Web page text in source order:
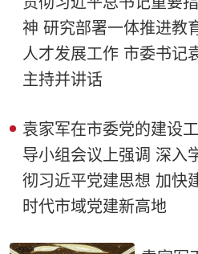
神 研究部署一体推进教
人才发展工作 市委书记
主持并讲话
袁家军在市委党的建设
导小组会议上强调 深入
彻习近平党建思想 加快
时代市域党建新高地